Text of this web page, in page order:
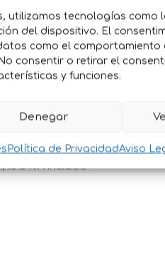
utilizamos tecnologías como
del dispositivo. El
como el comportamiento
consentir o retirar el
y funciones.
Denegar
Política de PrivacidadAviso
CEBOLLA
AMPOSTA
1,45€ IVA incluido